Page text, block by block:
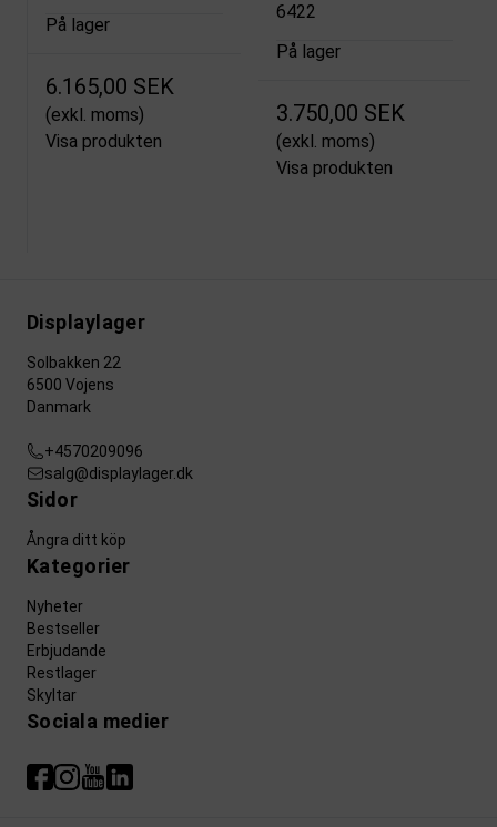
På lager
6.165,00 SEK
(exkl. moms)
Visa produkten
6422
På lager
3.750,00 SEK
(exkl. moms)
Visa produkten
Displaylager
Solbakken 22
6500 Vojens
Danmark
+4570209096
salg@displaylager.dk
Sidor
Ångra ditt köp
Kategorier
Nyheter
Bestseller
Erbjudande
Restlager
Skyltar
Sociala medier